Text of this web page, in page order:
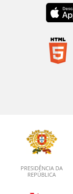
PRESIDÊNCIA DA
REPÚBLICA